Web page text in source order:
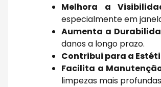
Melhora a
especialmente em
Aumenta a
danos a longo prazo.
Contribui para a
Facilita a
limpezas mais